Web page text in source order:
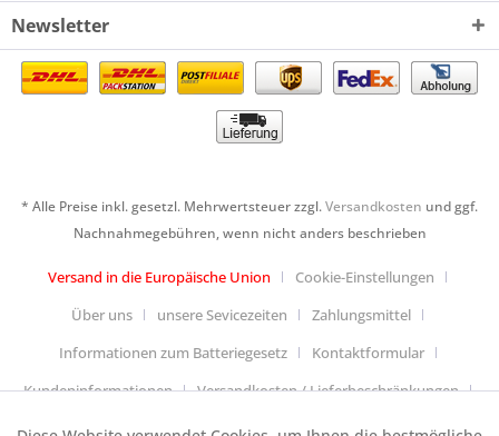
Newsletter
* Alle Preise inkl. gesetzl. Mehrwertsteuer zzgl.Versandkosten und ggf.
Nachnahmegebühren, wenn nicht anders beschrieben
Versand in die Europäische Union
Cookie-Einstellungen
Über uns
unsere Sevicezeiten
Zahlungsmittel
Informationen zum Batteriegesetz
Kontaktformular
Kundeninformationen
Versandkosten / Lieferbeschränkungen
Widerrufsbelehrung & Muster-Widerrufsformular